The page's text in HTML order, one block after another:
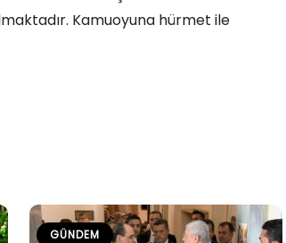
Kamuoyuna hürmet ile
GÜNDEM